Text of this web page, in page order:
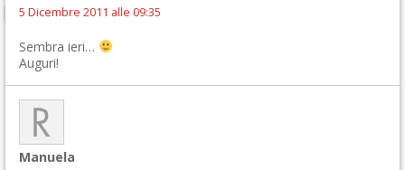
5 Dicembre 2011 alle 09:35
Sembra ieri…
Auguri!
Manuela